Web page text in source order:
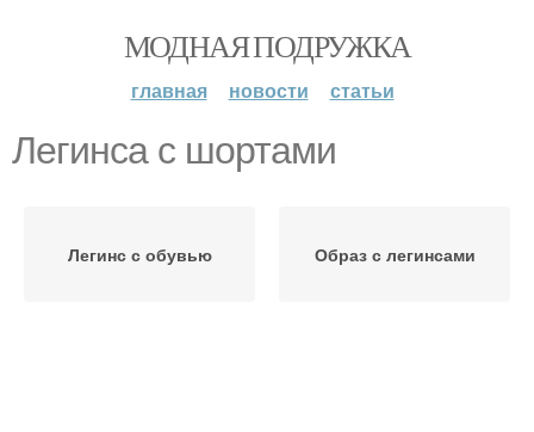
МОДНАЯ ПОДРУЖКА
главная новости статьи
Легинса с шортами
Легинс с обувью Образ с легинсами